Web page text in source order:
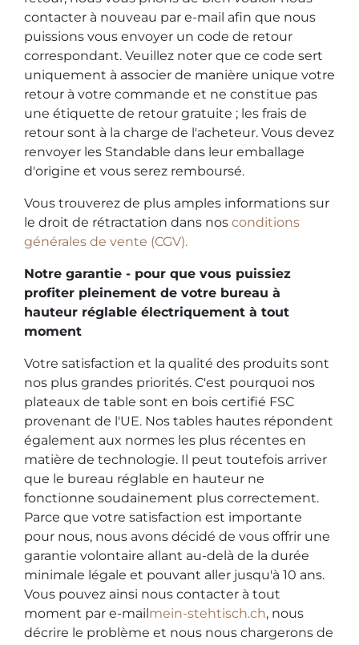
contacter à nouveau par e-mail afin que nous
puissions vous envoyer un code de retour
correspondant. Veuillez noter que ce code sert
uniquement à associer de manière unique votre
retour à votre commande et ne constitue pas
une étiquette de retour gratuite ; les frais de
retour sont à la charge de l'acheteur. Vous devez
renvoyer les Standable dans leur emballage
d'origine et vous serez remboursé.
Vous trouverez de plus amples informations sur
le droit de rétractation dans nos conditions
générales de vente (CGV).
Notre garantie - pour que vous puissiez
profiter pleinement de votre bureau à
hauteur réglable électriquement à tout
moment
Votre satisfaction et la qualité des produits sont
nos plus grandes priorités. C'est pourquoi nos
plateaux de table sont en bois certifié FSC
provenant de l'UE. Nos tables hautes répondent
également aux normes les plus récentes en
matière de technologie. Il peut toutefois arriver
que le bureau réglable en hauteur ne
fonctionne soudainement plus correctement.
Parce que votre satisfaction est importante
pour nous, nous avons décidé de vous offrir une
garantie volontaire allant au-delà de la durée
minimale légale et pouvant aller jusqu'à 10 ans.
Vous pouvez ainsi nous contacter à tout
moment par e-mailmein-stehtisch.ch, nous
décrire le problème et nous nous chargerons de